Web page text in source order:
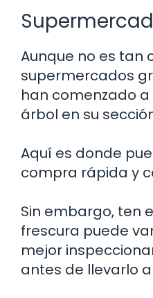
Aunque no es tan
supermercados
han comenzado
árbol en su
Aquí es donde
compra rápida y
Sin embargo, ten
frescura puede
mejor
antes de llevarlo